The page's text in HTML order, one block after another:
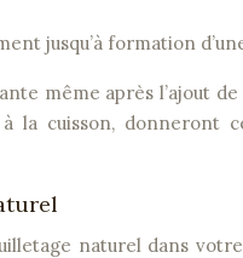
jusqu’à formation
même après l’ajout
la cuisson, donneront
naturel dans